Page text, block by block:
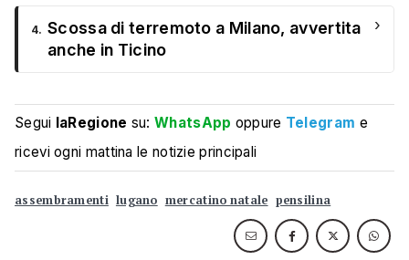
4. Scossa di terremoto a Milano, avvertita
anche in Ticino
›
Segui laRegione su:WhatsApp oppure Telegram e
ricevi ogni mattina le notizie principali
assembramenti lugano mercatino natale pensilina